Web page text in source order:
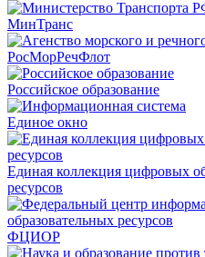
МинТранс
РосМорРечФлот
Российское образование
Единое окно
Единая коллекция цифровых
ресурсов
ФЦИОР